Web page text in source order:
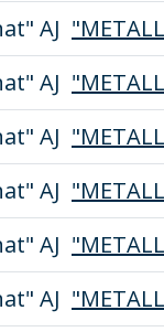
AJ
AJ
AJ
AJ
AJ
AJ